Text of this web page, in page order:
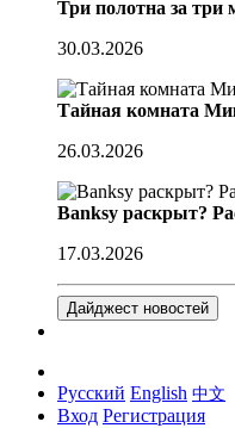
Три полотна за
30.03.2026
Тайная комната
26.03.2026
Banksy раскрыт?
17.03.2026
Дайджест новостей
Русский English 中文
Вход Регистрация